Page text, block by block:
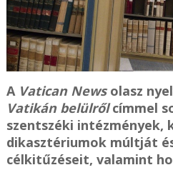
A Vatican Newsolasz
Vatikán belülrőlcímmel
szentszéki intézmények,
dikasztériumok múltját
célkitűzéseit, valamint